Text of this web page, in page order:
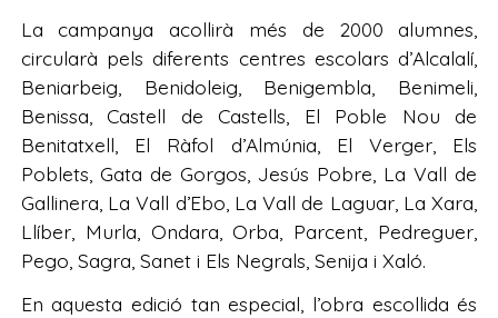
La campanya acollirà més de 2000 alumnes,
circularà pels diferents centres escolars d’Alcalalí,
Beniarbeig, Benidoleig, Benigembla, Benimeli,
Benissa, Castell de Castells, El Poble Nou de
Benitatxell, El Ràfol d’Almúnia, El Verger, Els
Poblets, Gata de Gorgos, Jesús Pobre, La Vall de
Gallinera, La Vall d’Ebo, La Vall de Laguar, La Xara,
Llíber, Murla, Ondara, Orba, Parcent, Pedreguer,
Pego, Sagra, Sanet i Els Negrals, Senija i Xaló.
En aquesta edició tan especial, l’obra escollida és